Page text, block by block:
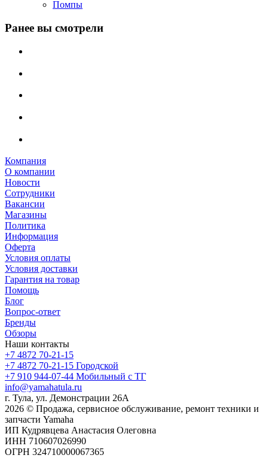
Помпы
Ранее вы смотрели
Компания
О компании
Новости
Сотрудники
Вакансии
Магазины
Политика
Информация
Оферта
Условия оплаты
Условия доставки
Гарантия на товар
Помощь
Блог
Вопрос-ответ
Бренды
Обзоры
Наши контакты
+7 4872 70-21-15
+7 4872 70-21-15 Городской
+7 910 944-07-44 Мобильный с ТГ
info@yamahatula.ru
г. Тула, ул. Демонстрации 26А
2026 © Продажа, сервисное обслуживание, ремонт техники и
запчасти Yamaha
ИП Кудрявцева Анастасия Олеговна
ИНН 710607026990
ОГРН 324710000067365